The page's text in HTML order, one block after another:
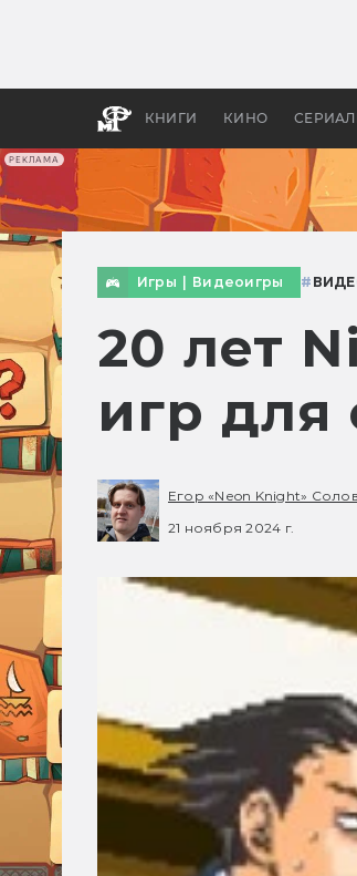
РЕКЛАМА
КНИГИ КИНО
Игры Видеоигры #
20 лет
игр для
Егор «Neon Knight»
21 ноября 2024 г.